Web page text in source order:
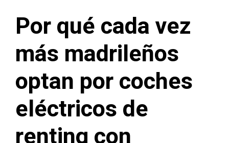
Por qué cada vez
más madrileños
optan por coches
eléctricos de